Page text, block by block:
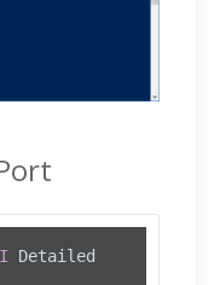
Detailed